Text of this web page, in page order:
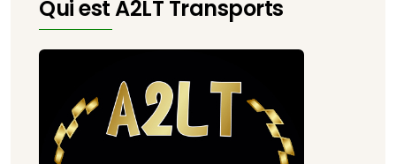
Qui est A2LT Transports